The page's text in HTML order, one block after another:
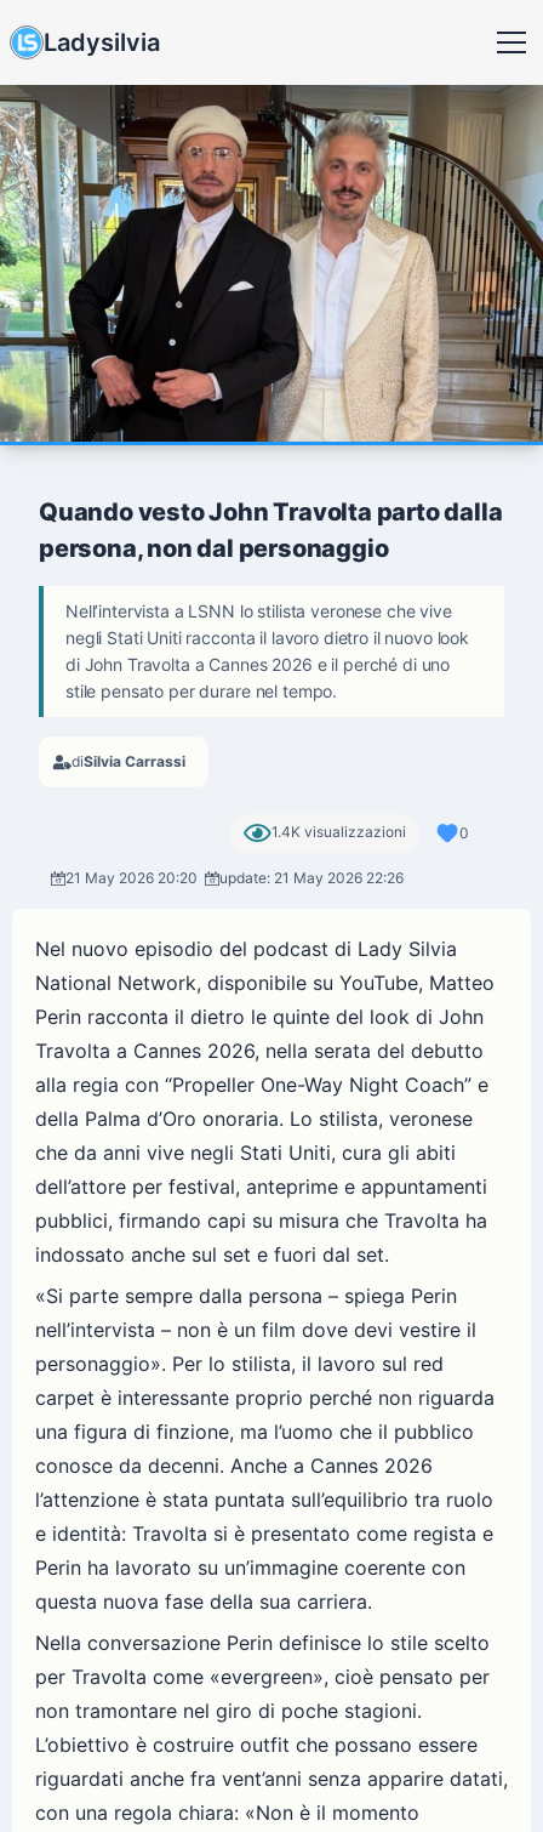
Ladysilvia
Quando vesto John Travolta parto dalla
persona, non dal personaggio
Nell’intervista a LSNN lo stilista veronese che vive
negli Stati Uniti racconta il lavoro dietro il nuovo look
di John Travolta a Cannes 2026 e il perché di uno
stile pensato per durare nel tempo.
diSilvia Carrassi
1.4K visualizzazioni 0
21 May 2026 20:20 update: 21 May 2026 22:26
Nel nuovo episodio del podcast di Lady Silvia
National Network, disponibile su YouTube, Matteo
Perin racconta il dietro le quinte del look di John
Travolta a Cannes 2026, nella serata del debutto
alla regia con “Propeller One-Way Night Coach” e
della Palma d’Oro onoraria. Lo stilista, veronese
che da anni vive negli Stati Uniti, cura gli abiti
dell’attore per festival, anteprime e appuntamenti
pubblici, firmando capi su misura che Travolta ha
indossato anche sul set e fuori dal set.
«Si parte sempre dalla persona – spiega Perin
nell’intervista – non è un film dove devi vestire il
personaggio». Per lo stilista, il lavoro sul red
carpet è interessante proprio perché non riguarda
una figura di finzione, ma l’uomo che il pubblico
conosce da decenni. Anche a Cannes 2026
l’attenzione è stata puntata sull’equilibrio tra ruolo
e identità: Travolta si è presentato come regista e
Perin ha lavorato su un’immagine coerente con
questa nuova fase della sua carriera.
Nella conversazione Perin definisce lo stile scelto
per Travolta come «evergreen», cioè pensato per
non tramontare nel giro di poche stagioni.
L’obiettivo è costruire outfit che possano essere
riguardati anche fra vent’anni senza apparire datati,
con una regola chiara: «Non è il momento